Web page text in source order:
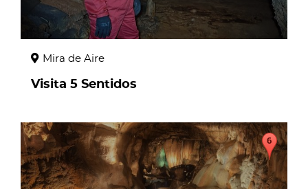
Mira de Aire
Visita 5 Sentidos
page